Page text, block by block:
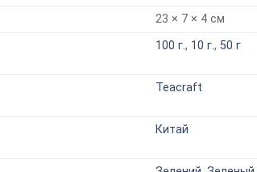
23 × 7 × 4 см
100 г., 10 г.,50 г
Teacraft
Китай